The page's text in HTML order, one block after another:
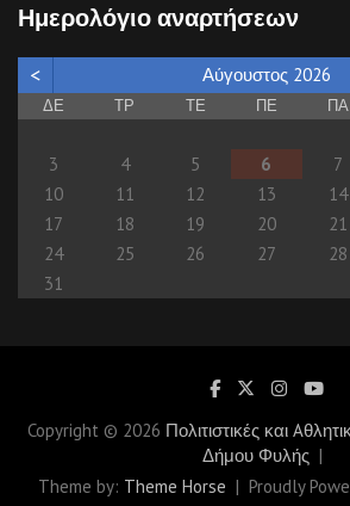
c
h
Ημερολόγιο αναρτήσεων
< Αύγουστος 2026
ΔΕ ΤΡ ΤΕ ΠΕ ΠΑ
3
4 5 6 7
10
11 12 13 14
17
18 19 20 21
24
25 26 27 28
31
Copyright © 2026 Πολιτιστικές και
Δήμου Φυλής
Theme by: Theme Horse Proudly